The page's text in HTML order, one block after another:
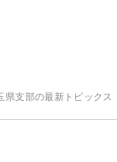
県支部の最新トピックス